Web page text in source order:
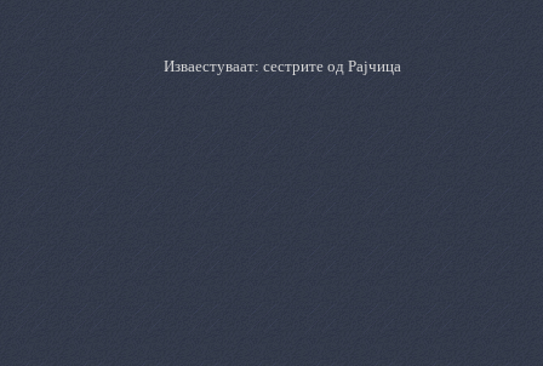
Изваестуваат: сестрите од Рајчица